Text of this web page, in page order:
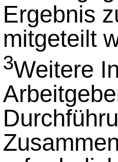
Ergebnis
mitgeteilt
3Weitere